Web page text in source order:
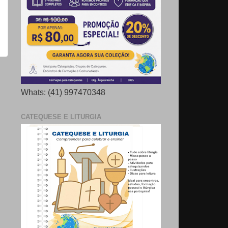
Whats: (41) 997470348
CATEQUESE E LITURGIA